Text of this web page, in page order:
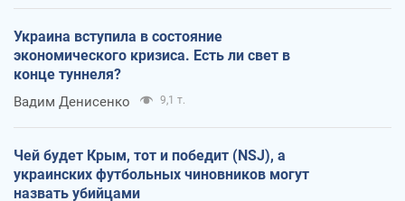
Украина вступила в состояние
экономического кризиса. Есть ли свет в
конце туннеля?
Вадим Денисенко 9,1 т.
Чей будет Крым, тот и победит (NSJ), а
украинских футбольных чиновников могут
назвать убийцами